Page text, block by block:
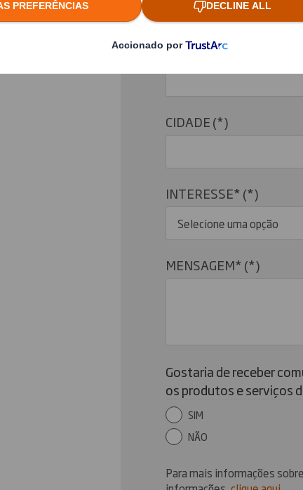
FUNÇÃO
CIDADE
INTERESSE*
Selecione uma opção
MENSAGEM*
Gostaria de receber
os produtos e serviços
SIM
NÃO
Para mais informações